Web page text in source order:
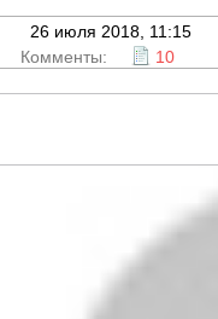
26 июля 2018, 11:15
Комменты: 10